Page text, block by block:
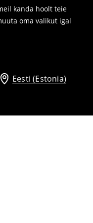
kanda hoolt teie
oma valikut igal
Eesti (Estonia)